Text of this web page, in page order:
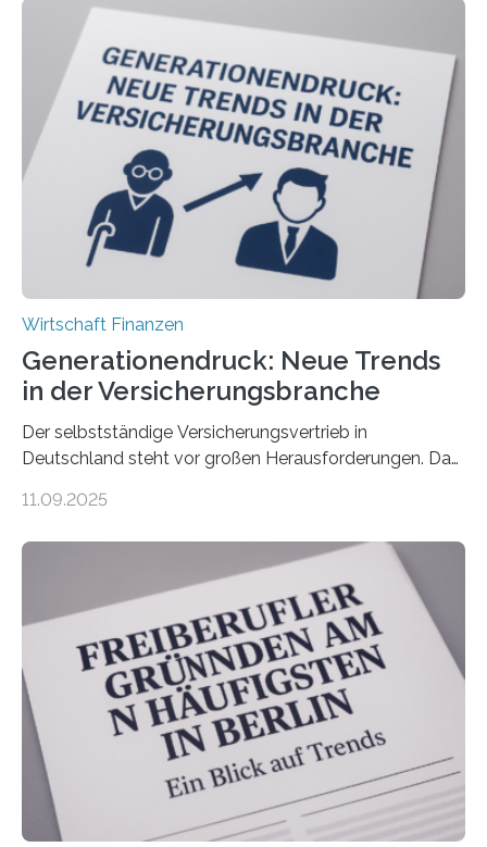
Wirtschaft Finanzen
Generationendruck: Neue Trends
in der Versicherungsbranche
Der selbstständige Versicherungsvertrieb in
Deutschland steht vor großen Herausforderungen. Das
Dr. Matthias Beenken und Prof. Dr. Lukas Linnenbrink
Bundesverbands Deutscher Versicherungskaufleute e.V.
durchgeführt haben. Die Studie basiert auf den
Antworten von 1.440 selbstständigen
Versicherungsvertreter*innen und -makler*innen. Ein
Ergebnis: Deutlich mehr als die Hälfte der Befragten ist
über 50 Jahre alt und wird in den nächsten Jahren eine
Nachfolgeregelung benötigen. Aber nur ein Drittel hat
bereits Regelungen…
11.09.2025